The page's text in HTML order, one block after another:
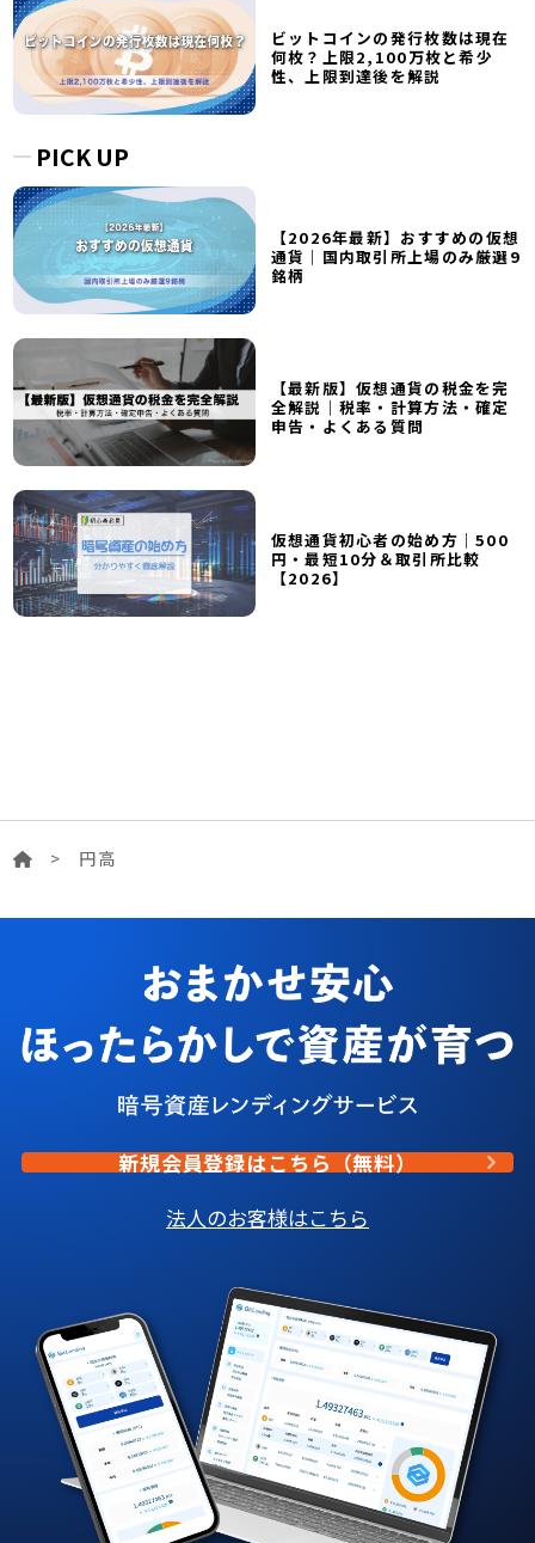
ビットコインの発行枚数は現在
何枚？上限2,100万枚と希少
性、上限到達後を解説
PICK UP
【2026年最新】おすすめの仮想
通貨｜国内取引所上場のみ厳選9
銘柄
【最新版】仮想通貨の税金を完
全解説｜税率・計算方法・確定
申告・よくある質問
仮想通貨初心者の始め方｜500
円・最短10分＆取引所比較
【2026】
> 円高
新規会員登録はこちら（無料）
法人のお客様はこちら